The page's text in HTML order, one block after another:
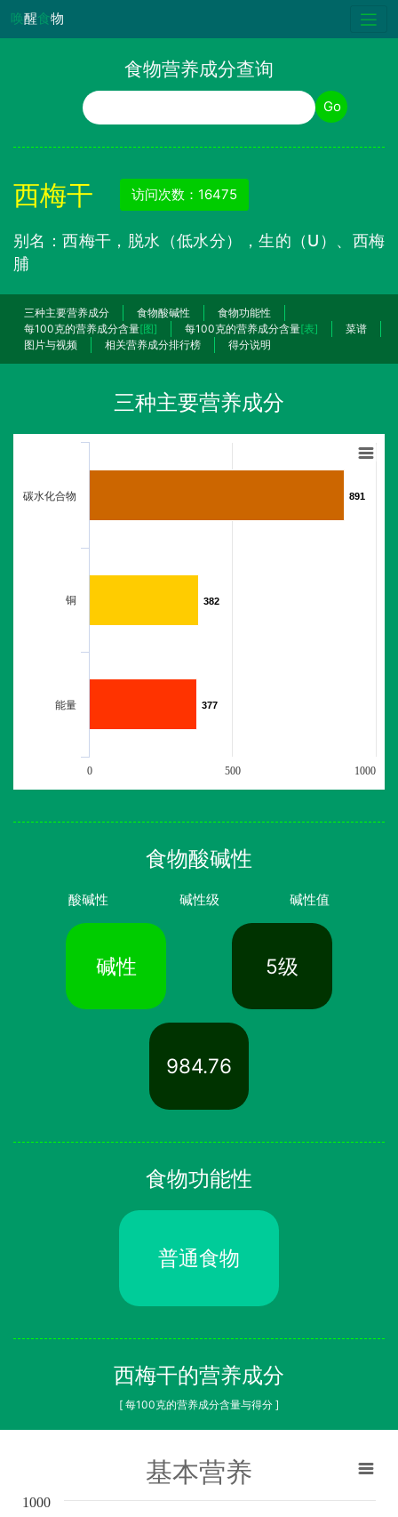
唤醒食物
食物营养成分查询
食物名称 Go
西梅干 访问次数：16475
别名：西梅干，脱水（低水分），生的（U）、西梅
脯
三种主要营养成分 食物酸碱性
食物功能性
每100克的营养成分含量[图] 每100克的营养成分含量[表]
菜谱
图片与视频
相关营养成分排行榜 得分说明
三种主要营养成分
891
891
382
382
377
377
碳水化合物
铜
能量
0 500 1000
食物酸碱性
酸碱性 碱性级 碱性值
碱性 5级
984.76
食物功能性
普通食物
西梅干的营养成分
[ 每100克的营养成分含量与得分 ]
基本营养
1000